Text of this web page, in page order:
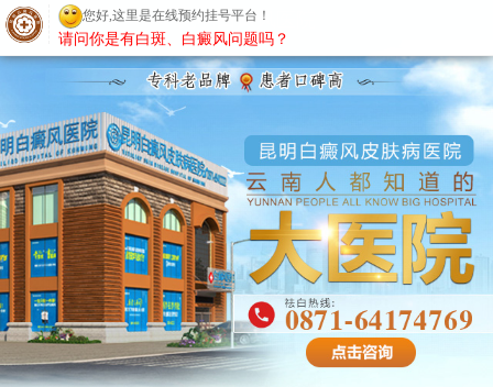
昆明白癜风医院
您好,这里是在线预约挂号平台！
请问你是有白斑、白癜风问题吗？